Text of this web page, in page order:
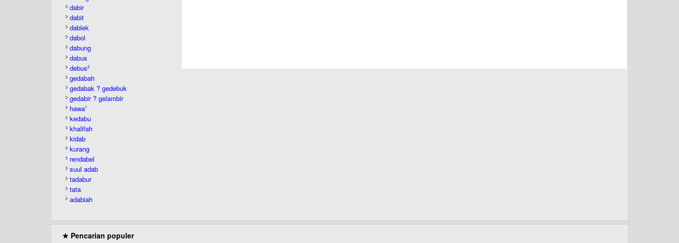
dabir
dabit
dablek
dabol
dabung
dabus
debus2
gedabah
gedabak ? gedebuk
gedabir ? gelambir
hawa1
kedabu
khalifah
kidab
kurang
rendabel
suul adab
tadabur
tata
adabiah
★ Pencarian populer